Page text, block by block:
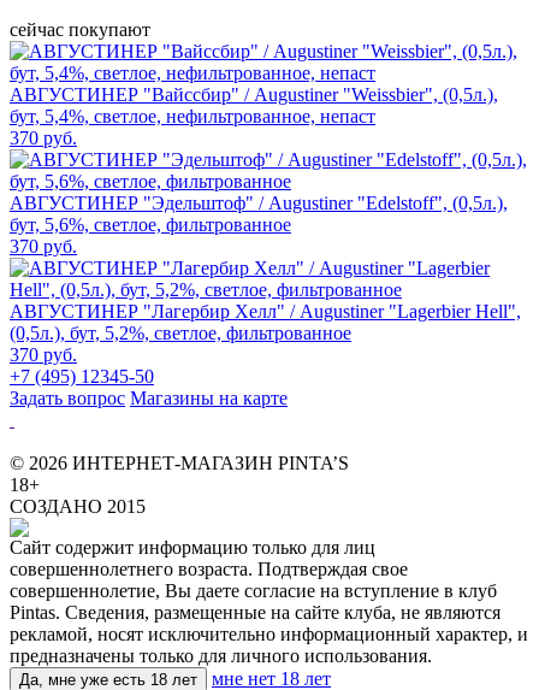
сейчас покупают
АВГУСТИНЕР "Вайссбир" / Augustiner "Weissbier", (0,5л.),
бут, 5,4%, светлое, нефильтрованное, непаст
370 руб.
АВГУСТИНЕР "Эдельштоф" / Augustiner "Edelstoff", (0,5л.),
бут, 5,6%, светлое, фильтрованное
370 руб.
АВГУСТИНЕР "Лагербир Хелл" / Augustiner "Lagerbier Hell",
(0,5л.), бут, 5,2%, светлое, фильтрованное
370 руб.
+7 (495) 12345-50
Задать вопрос Магазины на карте
© 2026 ИНТЕРНЕТ-МАГАЗИН PINTA’S
18+
СОЗДАНО 2015
Сайт содержит информацию только для лиц
совершеннолетнего возраста. Подтверждая свое
совершеннолетие, Вы даете согласие на вступление в клуб
Pintas. Сведения, размещенные на сайте клуба, не являются
рекламой, носят исключительно информационный характер, и
предназначены только для личного использования.
Да, мне уже есть 18 лет
мне нет 18 лет